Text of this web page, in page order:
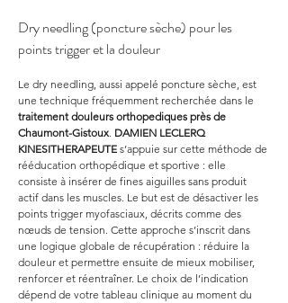
Dry needling (poncture sèche) pour les
points trigger et la douleur
Le dry needling, aussi appelé poncture sèche, est
une technique fréquemment recherchée dans le
traitement douleurs orthopediques près de
Chaumont-Gistoux. DAMIEN LECLERQ
KINESITHERAPEUTE s’appuie sur cette méthode de
rééducation orthopédique et sportive : elle
consiste à insérer de fines aiguilles sans produit
actif dans les muscles. Le but est de désactiver les
points trigger myofasciaux, décrits comme des
nœuds de tension. Cette approche s’inscrit dans
une logique globale de récupération : réduire la
douleur et permettre ensuite de mieux mobiliser,
renforcer et réentraîner. Le choix de l’indication
dépend de votre tableau clinique au moment du